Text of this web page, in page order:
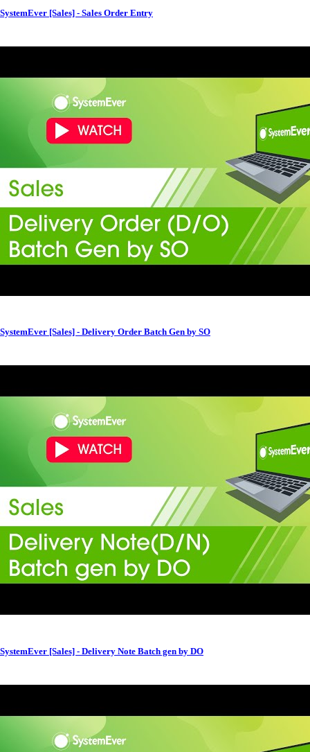
SystemEver [Sales] - Sales Order Entry
SystemEver [Sales] - Delivery Order Batch Gen by SO
SystemEver [Sales] - Delivery Note Batch gen by DO